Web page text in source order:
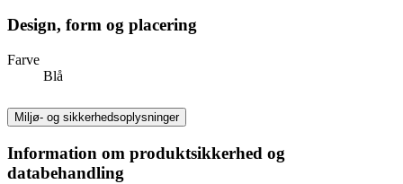
Design, form og placering
Farve
Blå
Miljø- og sikkerhedsoplysninger
Information om produktsikkerhed og
databehandling